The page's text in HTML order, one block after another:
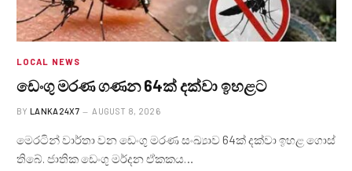
LOCAL NEWS
ඩෙංගු මරණ ගණන 64ක් දක්වා ඉහළට
BY LANKA24X7 AUGUST 8, 2026
මෙරටින් වාර්තා වන ඩෙංගු මරණ සංඛ්‍යාව 64ක් දක්වා ඉහළ ගොස්
තිබේ. ජාතික ඩෙංගු මර්දන ඒකකය…